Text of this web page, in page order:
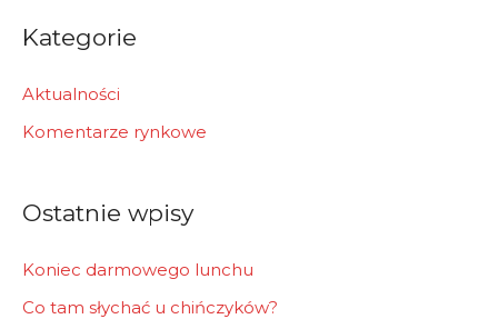
r
h
f
Kategorie
Aktualności
Komentarze rynkowe
Ostatnie wpisy
Koniec darmowego lunchu
Co tam słychać u chińczyków?